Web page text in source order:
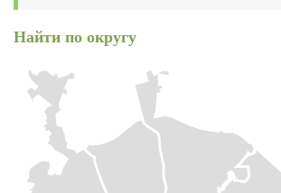
Найти по округу